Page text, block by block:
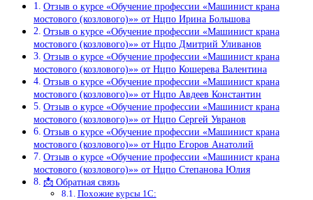
Отзыв о курсе «Обучение профессии «Машинист крана
мостового (козлового)»» от Нцпо Ирина Большова
Отзыв о курсе «Обучение профессии «Машинист крана
мостового (козлового)»» от Нцпо Дмитрий Уливанов
Отзыв о курсе «Обучение профессии «Машинист крана
мостового (козлового)»» от Нцпо Кошерева Валентина
Отзыв о курсе «Обучение профессии «Машинист крана
мостового (козлового)»» от Нцпо Авдеев Константин
Отзыв о курсе «Обучение профессии «Машинист крана
мостового (козлового)»» от Нцпо Сергей Увранов
Отзыв о курсе «Обучение профессии «Машинист крана
мостового (козлового)»» от Нцпо Егоров Анатолий
Отзыв о курсе «Обучение профессии «Машинист крана
мостового (козлового)»» от Нцпо Степанова Юлия
📩 Обратная связь
Похожие курсы 1С: